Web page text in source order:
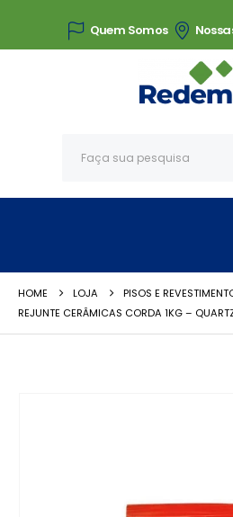
Quem Somos
HOME LOJA PISOS E
REJUNTE CERÂMICAS CORDA 1KG –